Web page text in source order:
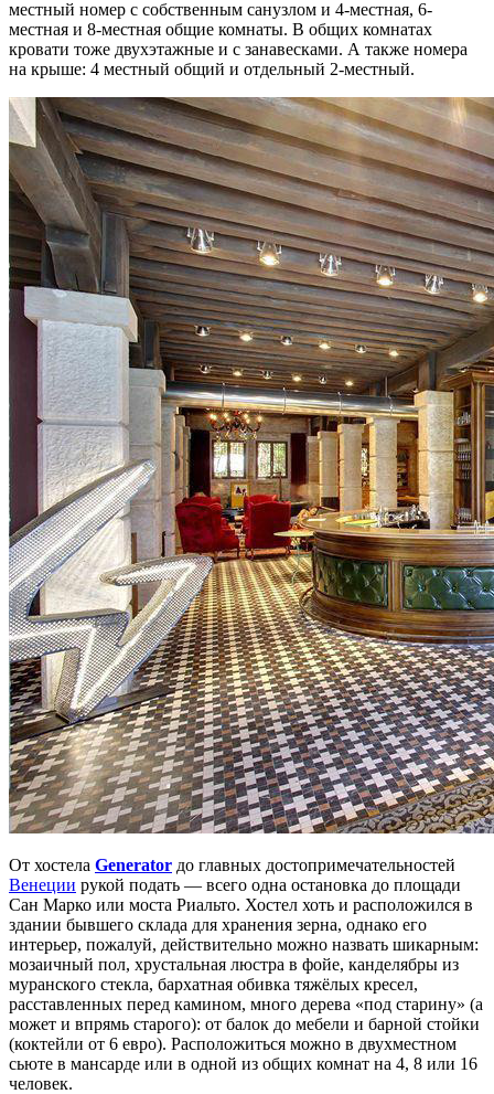
местный номер с собственным санузлом и 4-местная, 6-
местная и 8-местная общие комнаты. В общих комнатах
кровати тоже двухэтажные и с занавесками. А также номера
на крыше: 4 местный общий и отдельный 2-местный.
От хостела Generator до главных достопримечательностей
Венеции рукой подать — всего одна остановка до площади
Сан Марко или моста Риальто. Хостел хоть и расположился в
здании бывшего склада для хранения зерна, однако его
интерьер, пожалуй, действительно можно назвать шикарным:
мозаичный пол, хрустальная люстра в фойе, канделябры из
муранского стекла, бархатная обивка тяжёлых кресел,
расставленных перед камином, много дерева «под старину» (а
может и впрямь старого): от балок до мебели и барной стойки
(коктейли от 6 евро). Расположиться можно в двухместном
сьюте в мансарде или в одной из общих комнат на 4, 8 или 16
человек.